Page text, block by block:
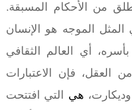
من الأحكام المسبقة.
المثل الموجه هو الإنسان
أي العالم الثقافي
من العقل، فإن الاعتبارات
وديكارت، هي
التي افتتحت